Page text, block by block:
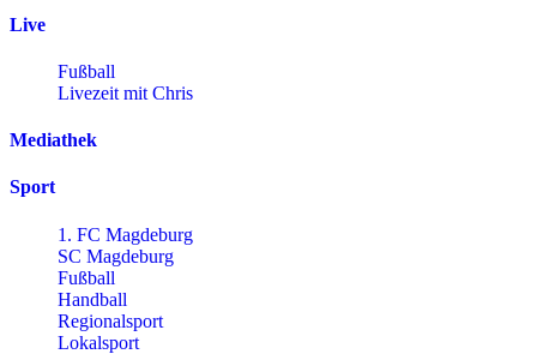
Live
Fußball
Livezeit mit Chris
Mediathek
Sport
1. FC Magdeburg
SC Magdeburg
Fußball
Handball
Regionalsport
Lokalsport